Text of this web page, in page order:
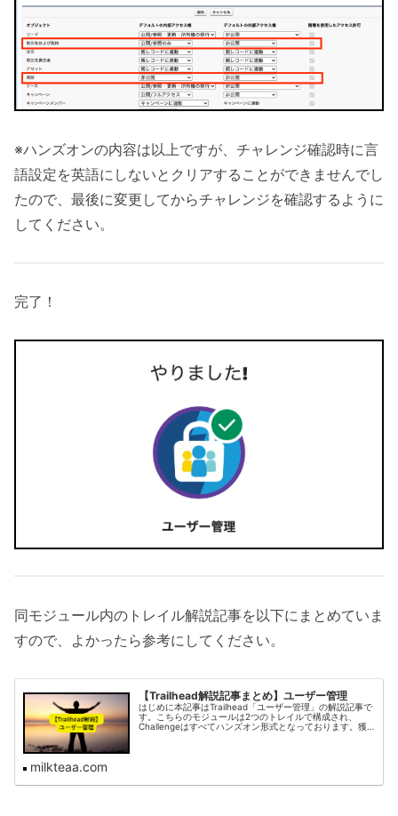
※ハンズオンの内容は以上ですが、チャレンジ確認時に言
語設定を英語にしないとクリアすることができませんでし
たので、最後に変更してからチャレンジを確認するように
してください。
完了！
同モジュール内のトレイル解説記事を以下にまとめていま
すので、よかったら参考にしてください。
【Trailhead解説記事まとめ】ユーザー管理
はじめに本記事はTrailhead「ユーザー管理」の解説記事で
す。こちらのモジュールは2つのトレイルで構成され、
Challengeはすべてハンズオン形式となっております。獲
milkteaa.com